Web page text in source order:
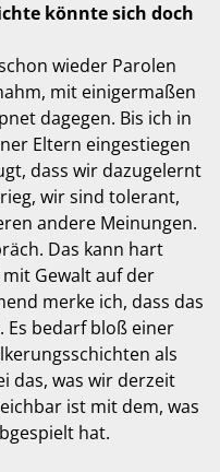
könnte sich doch
wieder Parolen
mit einigermaßen
dagegen. Bis ich in
Eltern eingestiegen
dass wir dazugelernt
wir sind tolerant,
andere Meinungen.
Das kann hart
Gewalt auf der
merke ich, dass das
Es bedarf bloß einer
als
das, was wir derzeit
ist mit dem, was
hat.